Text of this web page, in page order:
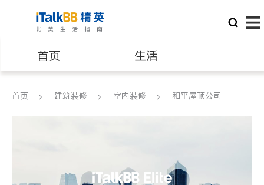
首页 生活
医生 律师
会计师
首页 建筑装修 室内装修 和平屋顶公司